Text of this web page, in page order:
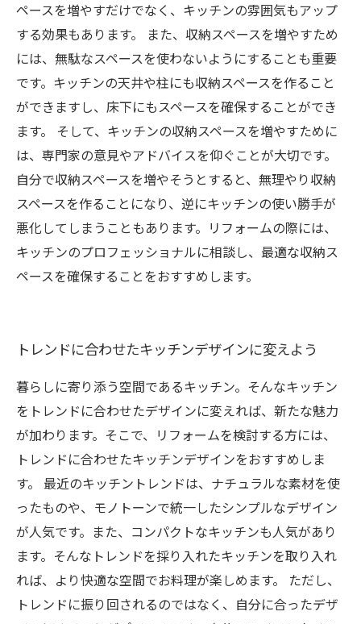
ペースを増やすだけでなく、キッチンの雰囲気もアップ
する効果もあります。 また、収納スペースを増やすため
には、無駄なスペースを使わないようにすることも重要
です。キッチンの天井や柱にも収納スペースを作ること
ができますし、床下にもスペースを確保することができ
ます。 そして、キッチンの収納スペースを増やすために
は、専門家の意見やアドバイスを仰ぐことが大切です。
自分で収納スペースを増やそうとすると、無理やり収納
スペースを作ることになり、逆にキッチンの使い勝手が
悪化してしまうこともあります。リフォームの際には、
キッチンのプロフェッショナルに相談し、最適な収納ス
ペースを確保することをおすすめします。
トレンドに合わせたキッチンデザインに変えよう
暮らしに寄り添う空間であるキッチン。そんなキッチン
をトレンドに合わせたデザインに変えれば、新たな魅力
が加わります。そこで、リフォームを検討する方には、
トレンドに合わせたキッチンデザインをおすすめしま
す。 最近のキッチントレンドは、ナチュラルな素材を使
ったものや、モノトーンで統一したシンプルなデザイン
が人気です。また、コンパクトなキッチンも人気があり
ます。そんなトレンドを採り入れたキッチンを取り入れ
れば、より快適な空間でお料理が楽しめます。 ただし、
トレンドに振り回されるのではなく、自分に合ったデザ